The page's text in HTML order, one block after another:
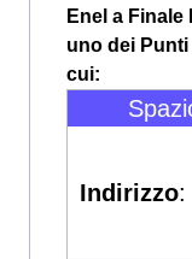
Enel a
uno dei
cui:
Indirizzo: